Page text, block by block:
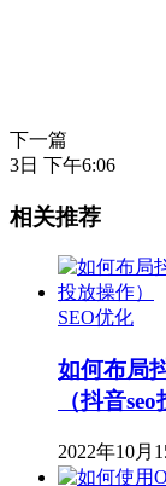
下一篇
3日 下午6:06
相关推荐
SEO优化
如何布局
（抖音
2022年10月